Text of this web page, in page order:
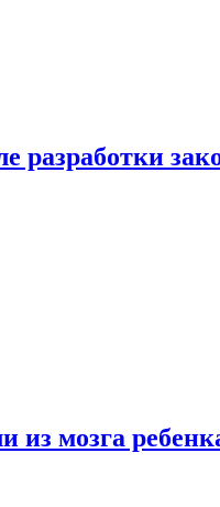
разработки
мозга